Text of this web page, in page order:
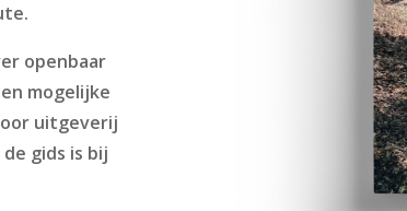
openbaar
mogelijke
uitgeverij
gids is bij